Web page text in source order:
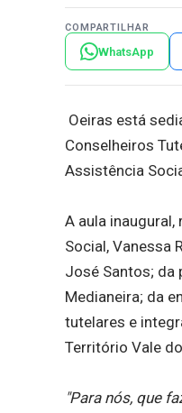
COMPARTILHAR
WhatsApp
Oeiras está
Conselheiros
Assistência
A aula
Social, Vanessa
José Santos; da
Medianeira; da
tutelares e
Território Vale
"Para nós, que